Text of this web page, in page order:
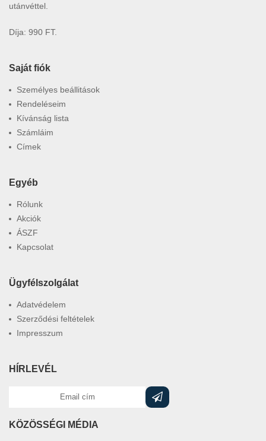
utánvéttel.
Díja: 990 FT.
Saját fiók
Személyes beállitások
Rendeléseim
Kívánság lista
Számláim
Címek
Egyéb
Rólunk
Akciók
ÁSZF
Kapcsolat
Ügyfélszolgálat
Adatvédelem
Szerződési feltételek
Impresszum
HÍRLEVÉL
KÖZÖSSÉGI MÉDIA